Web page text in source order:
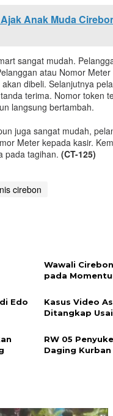
Ajak Anak Muda
sangat mudah.
atau Nomor
dibeli. Selanjutnya
terima. Nomor token
langsung bertambah.
juga sangat mudah,
Meter kepada kasir.
pada tagihan. (CT-125)
cirebon
Wawali
pada
Edo
Kasus Video
Ditangkap
RW 05
Daging Kurban